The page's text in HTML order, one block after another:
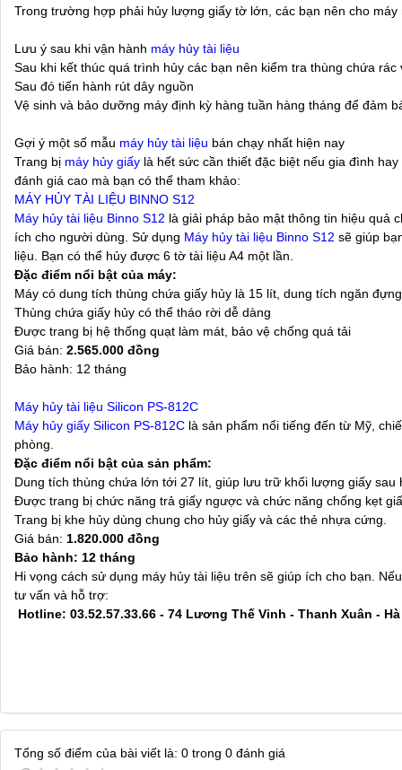
Trong trường hợp phải hủy lượng giấy tờ lớn, các bạn nên cho
Lưu ý sau khi vận hành máy hủy tài liệu
Sau khi kết thúc quá trình hủy các bạn nên kiểm tra thùng chứa rác
Sau đó tiến hành rút dây nguồn
Vệ sinh và bảo dưỡng máy định kỳ hàng tuần hàng tháng để đảm
Gợi ý một số mẫu máy hủy tài liệu bán chạy nhất hiện nay
Trang bị máy hủy giấy là hết sức cần thiết đặc biệt nếu gia đình
đánh giá cao mà bạn có thể tham khảo:
MÁY HỦY TÀI LIỆU BINNO S12
Máy hủy tài liệu Binno S12 là giải pháp bảo mật thông tin hiệu quả
ích cho người dùng. Sử dụng Máy hủy tài liệu Binno S12 sẽ giúp
liệu. Bạn có thể hủy được 6 tờ tài liệu A4 một lần.
Đặc điểm nổi bật của máy:
Máy có dung tích thùng chứa giấy hủy là 15 lít, dung tích ngăn
Thùng chứa giấy hủy có thể tháo rời dễ dàng
Được trang bị hệ thống quạt làm mát, bảo vệ chống quá tải
Giá bán: 2.565.000 đồng
Bảo hành: 12 tháng
Máy hủy tài liệu Silicon PS-812C
Máy hủy giấy Silicon PS-812C là sản phẩm nổi tiếng đến từ Mỹ,
phòng.
Đặc điểm nổi bật của sản phẩm:
Dung tích thùng chứa lớn tới 27 lít, giúp lưu trữ khối lượng giấy
Được trang bị chức năng trả giấy ngược và chức năng chống kẹt
Trang bị khe hủy dùng chung cho hủy giấy và các thẻ nhựa cứng.
Giá bán: 1.820.000 đồng
Bảo hành: 12 tháng
Hi vọng cách sử dụng máy hủy tài liệu trên sẽ giúp ích cho bạn.
tư vấn và hỗ trợ:
Hotline: 03.52.57.33.66 - 74 Lương Thế Vinh - Thanh Xuân -
Tổng số điểm của bài viết là: 0 trong 0 đánh giá